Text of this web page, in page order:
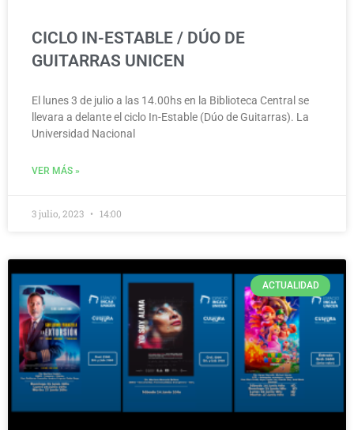
CICLO IN-ESTABLE / DÚO DE
GUITARRAS UNICEN
El lunes 3 de julio a las 14.00hs en la Biblioteca Central se
llevara a delante el ciclo In-Estable (Dúo de Guitarras). La
Universidad Nacional
VER MÁS »
3 julio, 2023 14:00
ACTUALIDAD